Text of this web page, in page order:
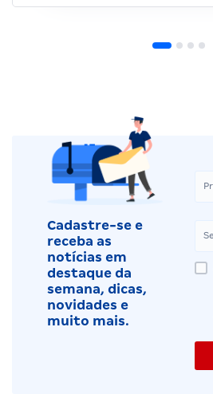
Cadastre-se e
receba as
notícias em
destaque da
semana, dicas,
novidades e
muito mais.